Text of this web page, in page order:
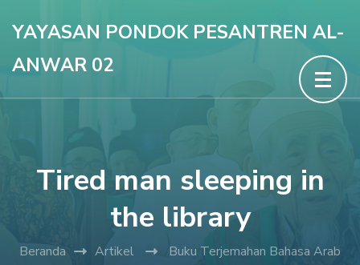
konten
YAYASAN PONDOK PESANTREN AL-
ANWAR 02
Tired man sleeping in
the library
Beranda Artikel
Buku Terjemahan Bahasa Arab